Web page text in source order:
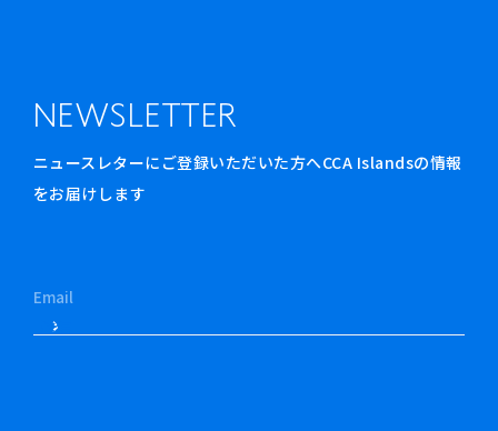
NEWSLETTER
ニュースレターにご登録いただいた方へCCA Islandsの情報
をお届けします